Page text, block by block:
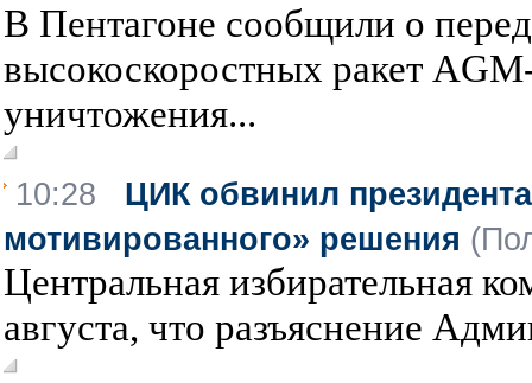
В Пентагоне сообщили о
высокоскоростных ракет
уничтожения...
10:28 ЦИК обвинил
мотивированного» решения
Центральная избирательная
августа, что разъяснение